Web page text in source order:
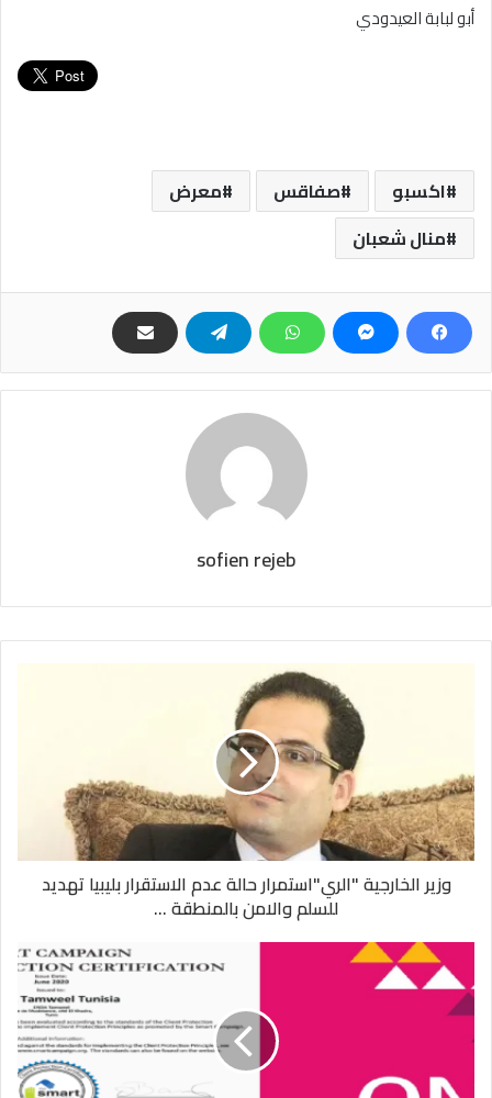
أبو لبابة العيدودي
اكسبو صفاقس
معرض
منال شعبان
sofien rejeb
وزير الخارجية "الري"استمرار حالة عدم الاستقرار بليبيا تهديد
للسلم والامن بالمنطقة ...